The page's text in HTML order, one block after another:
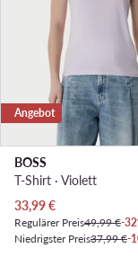
Angebot
BOSS
T-Shirt · Violett
Aktueller Preis
33,99€
Regulärer Preis49,99 €-
Niedrigster Preis37,99 €-